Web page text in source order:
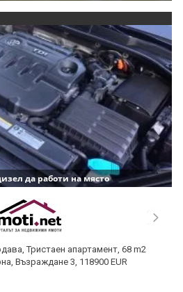
да работи на място
Тристаен апартамент, 68 m2
Възраждане 3, 118900 EUR